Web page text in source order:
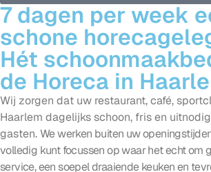
7 dagen per week
schone
Hét
de Horeca in
Wij zorgen dat uw restaurant, café,
Haarlem dagelijks schoon, fris en
gasten. We werken buiten uw
volledig kunt focussen op waar het echt om
service, een soepel draaiende keuken en